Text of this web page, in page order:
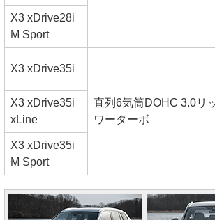
X3 xDrive28i
M Sport
X3 xDrive35i
直列6気筒DOHC 3.0リ
ワーターボ
X3 xDrive35i
xLine
X3 xDrive35i
M Sport